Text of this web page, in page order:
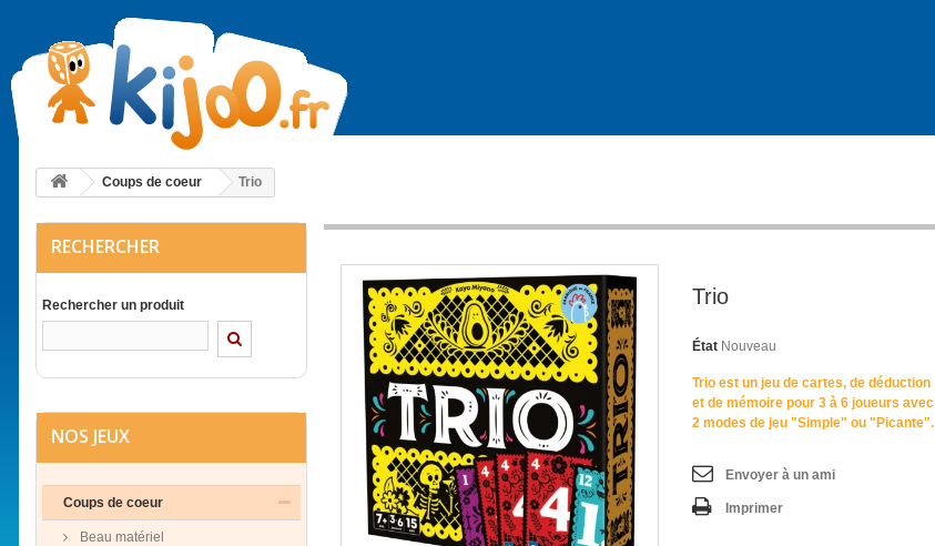
Coups de coeur Trio
RECHERCHER
Rechercher un produit
NOS JEUX
Coups de coeur
Beau matériel
Trio
État Nouveau
Trioest un jeu de cartes, de déduction
et de mémoire pour 3 à 6 joueurs avec
2 modes de jeu "Simple" ou "Picante".
Envoyer à un ami
Imprimer